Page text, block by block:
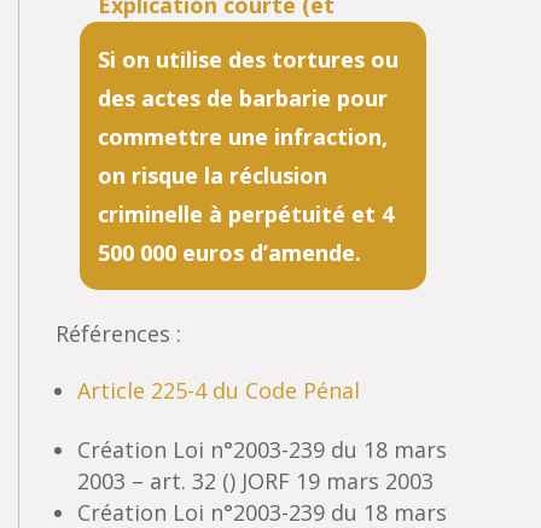
Si on utilise des tortures ou
des actes de barbarie pour
commettre une infraction,
on risque la réclusion
criminelle à perpétuité et 4
500 000 euros d’amende.
Références :
Article 225-4 du Code Pénal
Création Loi n°2003-239 du 18 mars
2003 – art. 32 () JORF 19 mars 2003
Création Loi n°2003-239 du 18 mars